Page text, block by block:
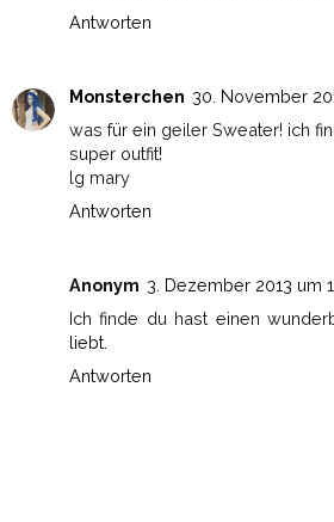
Antworten
Monsterchen 30. November
was für ein geiler Sweater! ich
super outfit!
lg mary
Antworten
Anonym 3. Dezember 2013 um
Ich finde du hast einen
liebt.
Antworten